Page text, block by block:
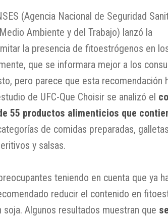
(Agencia Nacional de Seguridad
Ambiente y del Trabajo) lanzó la
la presencia de fitoestrógenos en
que se informara mejor a los
pero parece que esta recomendación
de UFC-Que Choisir se analizó el
55 productos alimenticios que
de comidas preparadas,
y salsas.
teniendo en cuenta que ya
reducir el contenido en
Algunos resultados muestran que